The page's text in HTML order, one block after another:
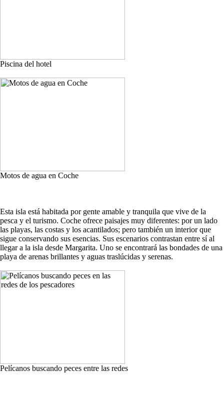
Piscina del hotel
Motos de agua en Coche
Esta isla está habitada por gente amable y tranquila que vive de la
pesca y el turismo. Coche ofrece paisajes muy diferentes: por un lado
las playas, las costas y los acantilados; pero también un interior que
sigue conservando sus esencias. Sus escenarios contrastan entre sí al
llegar a la isla desde Margarita. Uno se encontrará las bondades de una
playa de arenas brillantes y aguas traslúcidas y serenas.
Pelícanos buscando peces entre las redes